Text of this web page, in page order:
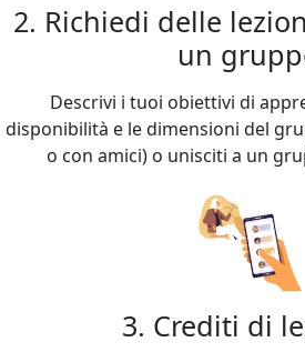
2. Richiedi delle
un
Descrivi i tuoi obiettivi di
disponibilità e le dimensioni del
o con amici) o unisciti a un
3. Crediti di